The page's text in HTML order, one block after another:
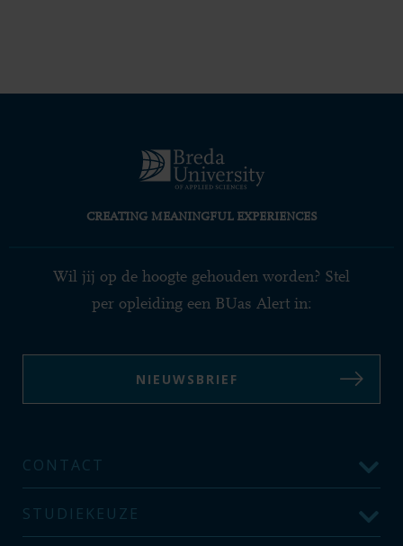
CREATING MEANINGFUL EXPERIENCES
Wil jij op de hoogte gehouden worden? Stel
per opleiding een BUas Alert in:
NIEUWSBRIEF
CONTACT
STUDIEKEUZE